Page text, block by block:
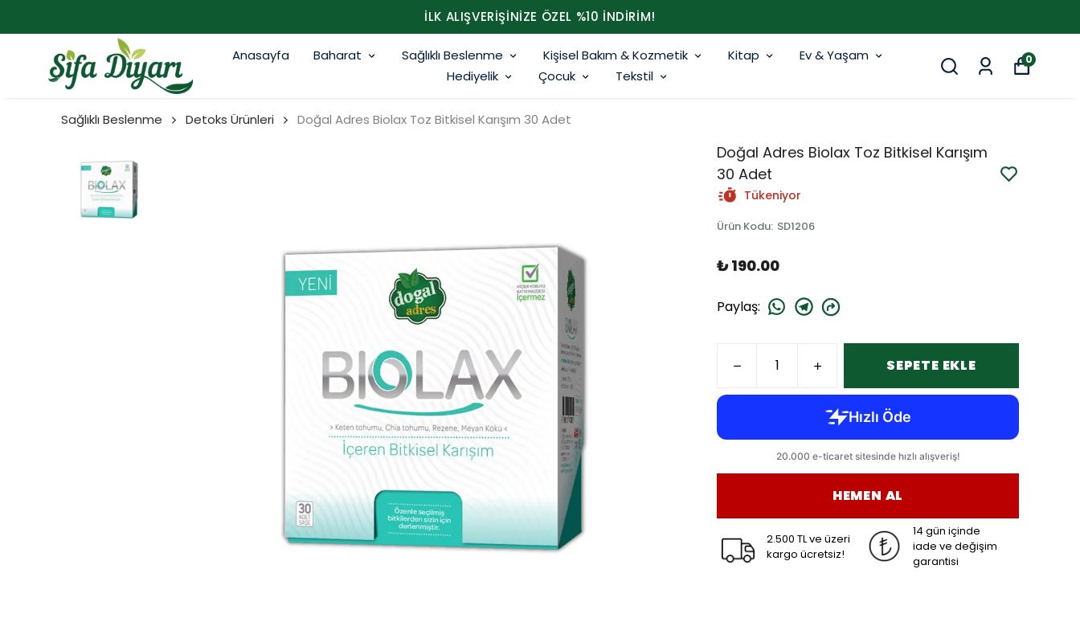
İLK ALIŞVERİŞİNİZE ÖZEL %10 İNDİRİM!
Anasayfa Baharat Sağlıklı Beslenme Kişisel Bakım & Kozmetik Kitap
Ev & Yaşam
Hediyelik
Çocuk Tekstil
0
Sağlıklı Beslenme Detoks Ürünleri Doğal Adres Biolax Toz Bitkisel Karışım 30 Adet
Doğal Adres Biolax Toz Bitkisel Karışım
30 Adet
Tükeniyor
Ürün Kodu: SD1206
₺ 190.00
Paylaş:
SEPETE EKLE
HEMEN AL
2.500 TL ve üzeri
kargo ücretsiz!
14 gün içinde
iade ve değişim
garantisi